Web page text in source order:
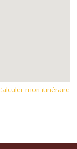
mon itinéraire